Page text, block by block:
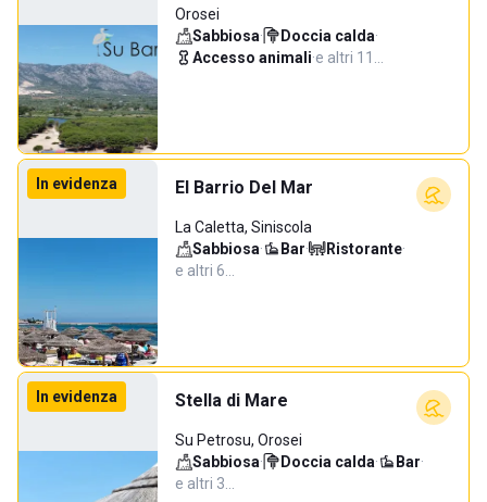
Orosei
Sabbiosa· Doccia calda·
Accesso animali·e altri 11…
In evidenza El Barrio Del Mar
La Caletta, Siniscola
Sabbiosa· Bar· Ristorante·
e altri 6…
In evidenza Stella di Mare
Su Petrosu, Orosei
Sabbiosa· Doccia calda· Bar·
e altri 3…